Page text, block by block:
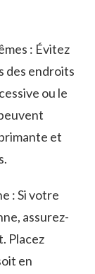
:⁢ Évitez
des endroits
ou le⁢
et
: Si votre
assurez-
Placez
en